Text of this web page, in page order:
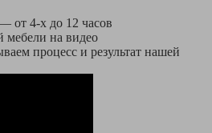
от 4-х до 12 часов
мебели на видео
процесс и результат нашей